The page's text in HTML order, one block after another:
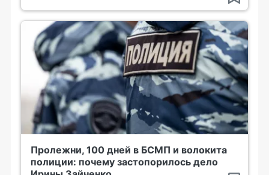
Пролежни, 100 дней в БСМП и волокита
полиции: почему застопорилось дело